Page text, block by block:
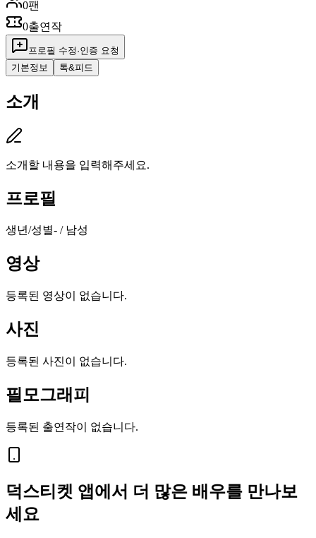
0팬
0출연작
프로필 수정·인증 요청
기본정보
톡&피드
소개
소개할 내용을 입력해주세요.
프로필
생년/성별- / 남성
영상
등록된 영상이 없습니다.
사진
등록된 사진이 없습니다.
필모그래피
등록된 출연작이 없습니다.
덕스티켓 앱에서 더 많은 배우를 만나보
세요